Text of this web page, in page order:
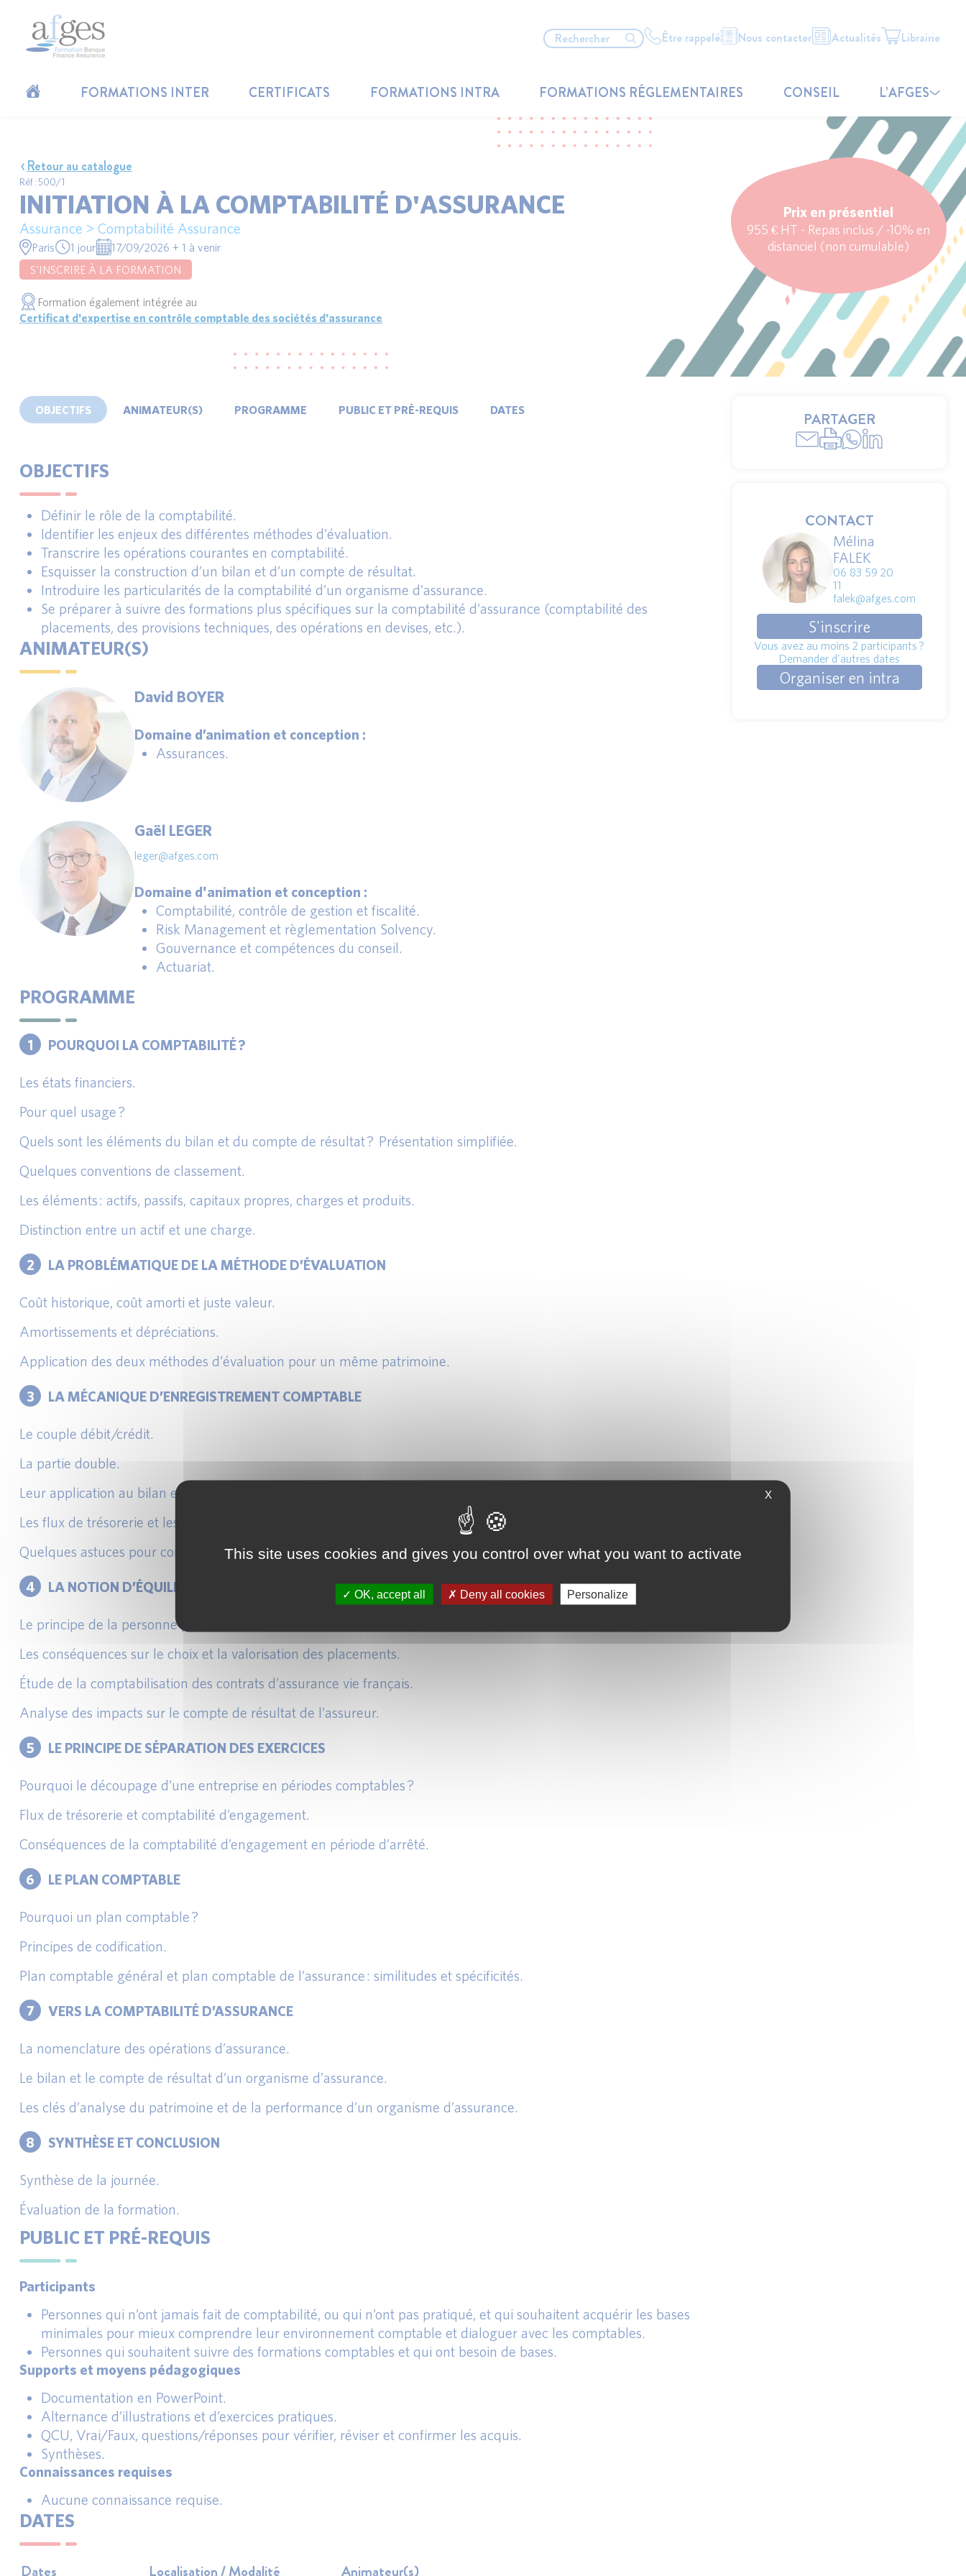
Être rappelé Nous contacter Actualités Librairie
FORMATIONS INTER CERTIFICATS FORMATIONS INTRA FORMATIONS RÉGLEMENTAIRES CONSEIL L’AFGES
Retour au catalogue
Réf : 500/1
INITIATION À LA COMPTABILITÉ D'ASSURANCE
Assurance > Comptabilité Assurance
Paris 1 jour
17/09/2026 + 1 à venir
S'INSCRIRE À LA FORMATION
Formation également intégrée au
Certificat d'expertise en contrôle comptable des sociétés d'assurance
Prix en présentiel
955 € HT - Repas inclus / -10% en
distanciel (non cumulable)
OBJECTIFS ANIMATEUR(S) PROGRAMME PUBLIC ET PRÉ-REQUIS DATES
OBJECTIFS
Définir le rôle de la comptabilité.
Identifier les enjeux des différentes méthodes d’évaluation.
Transcrire les opérations courantes en comptabilité.
Esquisser la construction d’un bilan et d’un compte de résultat.
Introduire les particularités de la comptabilité d’un organisme d’assurance.
Se préparer à suivre des formations plus spécifiques sur la comptabilité d’assurance (comptabilité des
placements, des provisions techniques, des opérations en devises, etc.).
ANIMATEUR(S)
David BOYER
Domaine d’animation et conception :
Assurances.
Gaël LEGER
leger@afges.com
Domaine d'animation et conception :
Comptabilité, contrôle de gestion et fiscalité.
Risk Management et règlementation Solvency.
Gouvernance et compétences du conseil.
Actuariat.
PROGRAMME
1 POURQUOI LA COMPTABILITÉ ?
Les états financiers.
Pour quel usage ?
Quels sont les éléments du bilan et du compte de résultat ? Présentation simplifiée.
Quelques conventions de classement.
Les éléments : actifs, passifs, capitaux propres, charges et produits.
Distinction entre un actif et une charge.
2 LA PROBLÉMATIQUE DE LA MÉTHODE D’ÉVALUATION
Coût historique, coût amorti et juste valeur.
Amortissements et dépréciations.
Application des deux méthodes d’évaluation pour un même patrimoine.
3 LA MÉCANIQUE D’ENREGISTREMENT COMPTABLE
Le couple débit/crédit.
La partie double.
Leur application au bilan et au compte de résultat.
Les flux de trésorerie et les engagements : une application concrète.
Quelques astuces pour construire un schéma comptable.
4 LA NOTION D’ÉQUILIBRE ACTIF-PASSIF EN ASSURANCE
Le principe de la personne prudente.
Les conséquences sur le choix et la valorisation des placements.
Étude de la comptabilisation des contrats d’assurance vie français.
Analyse des impacts sur le compte de résultat de l’assureur.
5 LE PRINCIPE DE SÉPARATION DES EXERCICES
Pourquoi le découpage d’une entreprise en périodes comptables ?
Flux de trésorerie et comptabilité d’engagement.
Conséquences de la comptabilité d’engagement en période d’arrêté.
6 LE PLAN COMPTABLE
Pourquoi un plan comptable ?
Principes de codification.
Plan comptable général et plan comptable de l’assurance : similitudes et spécificités.
7 VERS LA COMPTABILITÉ D’ASSURANCE
La nomenclature des opérations d’assurance.
Le bilan et le compte de résultat d’un organisme d’assurance.
Les clés d’analyse du patrimoine et de la performance d’un organisme d’assurance.
8 SYNTHÈSE ET CONCLUSION
Synthèse de la journée.
Évaluation de la formation.
PUBLIC ET PRÉ-REQUIS
Participants
Personnes qui n’ont jamais fait de comptabilité, ou qui n’ont pas pratiqué, et qui souhaitent acquérir les bases
minimales pour mieux comprendre leur environnement comptable et dialoguer avec les comptables.
Personnes qui souhaitent suivre des formations comptables et qui ont besoin de bases.
Supports et moyens pédagogiques
Documentation en PowerPoint.
Alternance d’illustrations et d’exercices pratiques.
QCU, Vrai/Faux, questions/réponses pour vérifier, réviser et confirmer les acquis.
Synthèses.
Connaissances requises
Aucune connaissance requise.
DATES
Dates Localisation / Modalité Animateur(s)
PARTAGER
CONTACT
Mélina
FALEK
06 83 59 20
11
falek@afges.com
S'inscrire
Vous avez au moins 2 participants ?
Demander d'autres dates
Organiser en intra
X
This site uses cookies and gives you control over what you want to activate
OK, accept all Deny all cookies Personalize